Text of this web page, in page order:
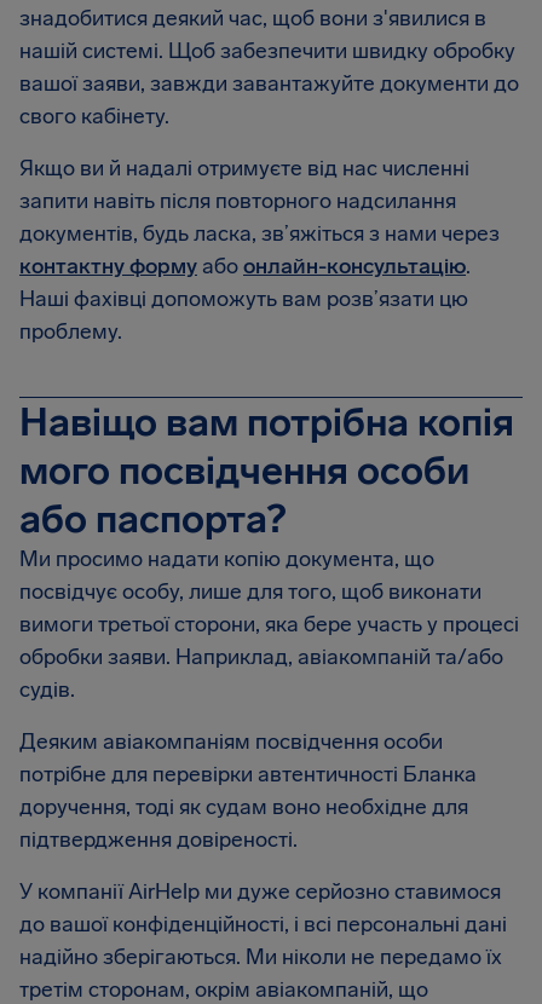
знадобитися деякий час, щоб вони з'явилися в
нашій системі. Щоб забезпечити швидку обробку
вашої заяви, завжди завантажуйте документи до
свого кабінету.
Якщо ви й надалі отримуєте від нас численні
запити навіть після повторного надсилання
документів, будь ласка, зв’яжіться з нами через
контактну форму абоонлайн-консультацію.
Наші фахівці допоможуть вам розв’язати цю
проблему.
Навіщо вам потрібна копія
мого посвідчення особи
або паспорта?
Ми просимо надати копію документа, що
посвідчує особу, лише для того, щоб виконати
вимоги третьої сторони, яка бере участь у процесі
обробки заяви. Наприклад, авіакомпаній та/або
судів.
Деяким авіакомпаніям посвідчення особи
потрібне для перевірки автентичності Бланка
доручення, тоді як судам воно необхідне для
підтвердження довіреності.
У компанії AirHelp ми дуже серйозно ставимося
до вашої конфіденційності, і всі персональні дані
надійно зберігаються. Ми ніколи не передамо їх
третім сторонам, окрім авіакомпаній, що